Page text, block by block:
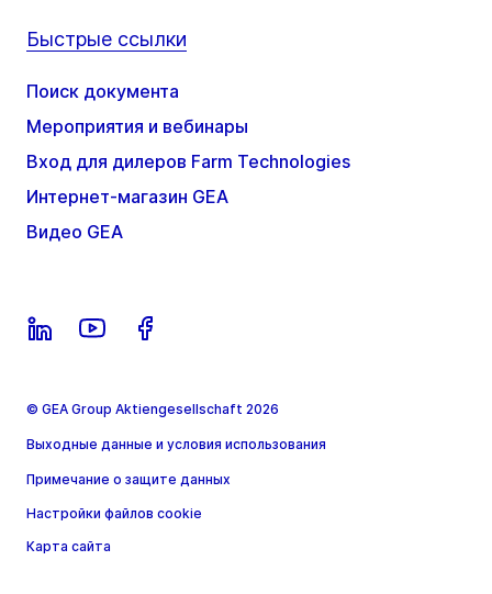
Быстрые ссылки
Поиск документа
Мероприятия и вебинары
Вход для дилеров Farm Technologies
Интернет-магазин GEA
Видео GEA
© GEA Group Aktiengesellschaft 2026
Выходные данные и условия использования
Примечание о защите данных
Настройки файлов cookie
Карта сайта